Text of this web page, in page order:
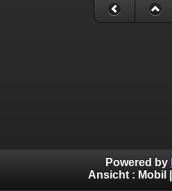
Powered by
Ansicht : Mobil